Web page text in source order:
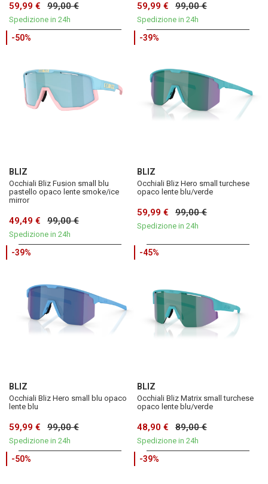
59,99 € 99,00 €
Spedizione in 24h
59,99 € 99,00 €
Spedizione in 24h
-50%
BLIZ
Occhiali Bliz Fusion small blu
pastello opaco lente smoke/ice
mirror
49,49 € 99,00 €
Spedizione in 24h
-39%
BLIZ
Occhiali Bliz Hero small turchese
opaco lente blu/verde
59,99 € 99,00 €
Spedizione in 24h
-39%
BLIZ
Occhiali Bliz Hero small blu opaco
lente blu
59,99 € 99,00 €
Spedizione in 24h
-45%
BLIZ
Occhiali Bliz Matrix small turchese
opaco lente blu/verde
48,90 € 89,00 €
Spedizione in 24h
-50% -39%